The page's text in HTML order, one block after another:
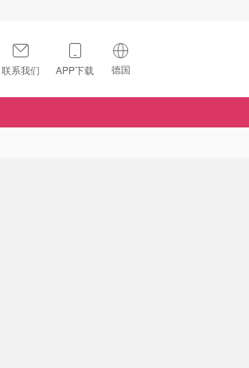
联系我们 APP下载 德国
🇺🇸